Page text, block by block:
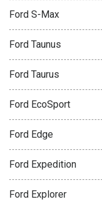
Ford S-Max
Ford Taunus
Ford Taurus
Ford EcoSport
Ford Edge
Ford Expedition
Ford Explorer